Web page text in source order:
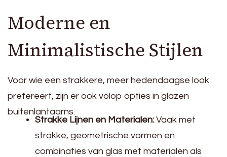
Moderne en
Minimalistische Stijlen
Voor wie een strakkere, meer hedendaagse look
prefereert, zijn er ook volop opties in glazen
buitenlantaarns.
Strakke Lijnen en Materialen: Vaak met
strakke, geometrische vormen en
combinaties van glas met materialen als